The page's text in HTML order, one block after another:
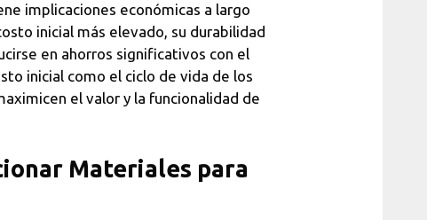
implicaciones económicas a largo
inicial más elevado, su durabilidad
en ahorros significativos con el
inicial como el ciclo de vida de los
el valor y la funcionalidad de
Materiales para